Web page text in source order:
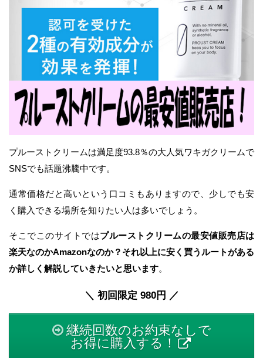
プルーストクリームは満足度93.8％の大人気ワキガクリームで
SNSでも話題沸騰中です。
通常価格だと高いという口コミもありますので、少しでも安
く購入できる場所を知りたい人は多いでしょう。
そこでこのサイトではプルーストクリームの最安値販売店は
楽天なのかAmazonなのか？それ以上に安く買うルートがある
か詳しく解説していきたいと思います。
＼ 初回限定 980円 ／
継続回数のお約束なしで
お得に購入する！